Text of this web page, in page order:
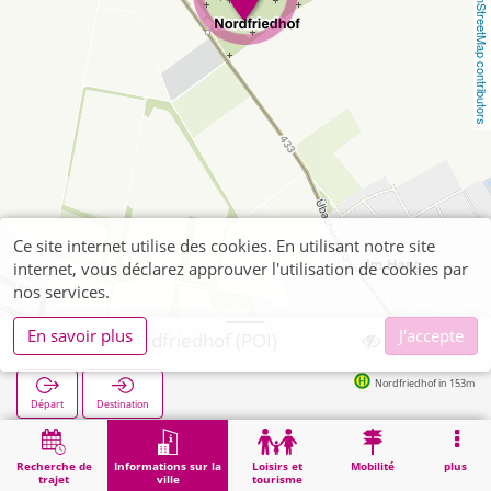
OpenStreetMap contributors
Recherche de
trajet
Informations sur la
ville
Loisirs et
tourisme
Mobilité plus
Alsdorf, Nordfriedhof (POI)
Départ Destination
Nordfriedhof in 153m
Démarrage Informations sur la ville Alsdorf, Nordfriedhof (POI)
Ce site internet utilise des cookies. En utilisant notre site
internet, vous déclarez approuver l'utilisation de cookies par
nos services.
En savoir plus
J'accepte